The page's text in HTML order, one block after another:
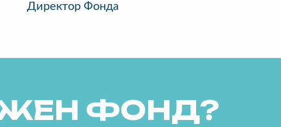
Директор Фонда
ФОНД?